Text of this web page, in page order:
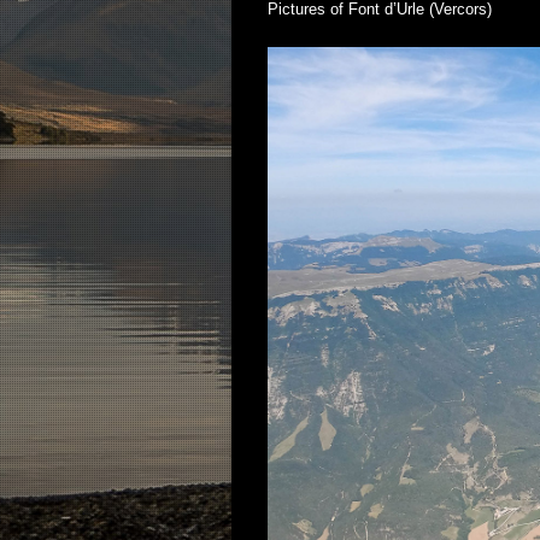
Pictures of Font d’Urle (Vercors)